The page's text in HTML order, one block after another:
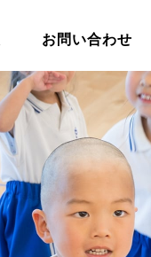
お問い合わせ